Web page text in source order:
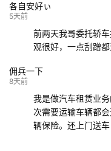
各自安好ぃ
5天前
前两天我哥委托轿
观很好，一点刮蹭
佣兵一下
8天前
我是做汽车租赁业
次需要运输车辆都
辆保险。还上门送车